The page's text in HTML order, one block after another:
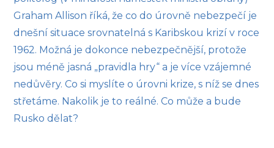
Graham Allison říká, že co do úrovně nebezpečí je
dnešní situace srovnatelná s Karibskou krizí v roce
1962. Možná je dokonce nebezpečnější, protože
jsou méně jasná „pravidla hry“ a je více vzájemné
nedůvěry. Co si myslíte o úrovni krize, s níž se dnes
střetáme. Nakolik je to reálné. Co může a bude
Rusko dělat?